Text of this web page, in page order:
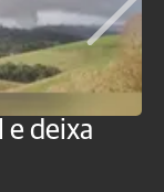
e deixa